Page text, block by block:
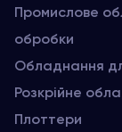
Промислове
обробки
Обладнання
Розкрійне
Плоттери